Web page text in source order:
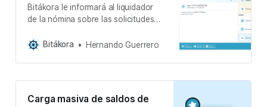
Bitákora le informará al liquidador
de la nómina sobre las solicitudes
empleados miBitákora.
Bitákora Hernando Guerrero
Carga masiva de saldos de